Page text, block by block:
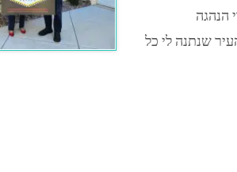
הנהגה
שנתנה לי כל